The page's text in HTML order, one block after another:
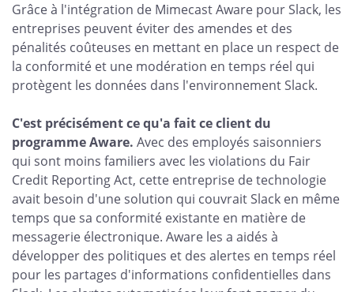
Grâce à l'intégration de Mimecast Aware pour Slack, les
entreprises peuvent éviter des amendes et des
pénalités coûteuses en mettant en place un respect de
la conformité et une modération en temps réel qui
protègent les données dans l'environnement Slack.
C'est précisément ce qu'a fait ce client du
programme Aware. Avec des employés saisonniers
qui sont moins familiers avec les violations du Fair
Credit Reporting Act, cette entreprise de technologie
avait besoin d'une solution qui couvrait Slack en même
temps que sa conformité existante en matière de
messagerie électronique. Aware les a aidés à
développer des politiques et des alertes en temps réel
pour les partages d'informations confidentielles dans